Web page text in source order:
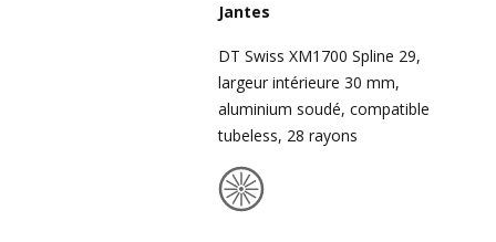
Jantes
DT Swiss XM1700 Spline 29,
largeur intérieure 30 mm,
aluminium soudé, compatible
tubeless, 28 rayons